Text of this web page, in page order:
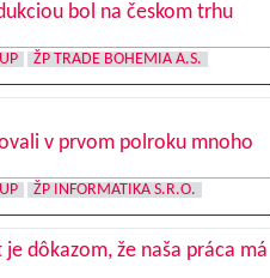
bol na českom trhu
ŽP TRADE BOHEMIA A.S.
v prvom polroku mnoho
ŽP INFORMATIKA S.R.O.
dôkazom, že naša práca má